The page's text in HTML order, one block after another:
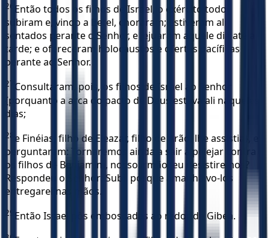
26 Então todos os filhos de Israel, o exército todo,
subiram e, vindo a Betel, choraram; estiveram ali
sentados perante o Senhor, e jejuaram aquele dia até a
tarde; e ofereceram holocaustos e ofertas pacíficas
perante ao Senhor.
27 Consultaram, pois, os filhos de Israel ao Senhor
{porquanto a arca do pacto de Deus estava ali naqueles
dias;
28 e Finéias, filho de Eleazar, filho de Arão, lhe assistia}, e
perguntaram: Tornaremos ainda a sair à pelejar contra
os filhos de Benjamim, nosso irmão, eu desistiremos?
Respondeu o Senhor: Subi, porque amanhã vo-los
entregarei nas mãos.
29 Então Israel pôs emboscadas ao redor de Gibeá.